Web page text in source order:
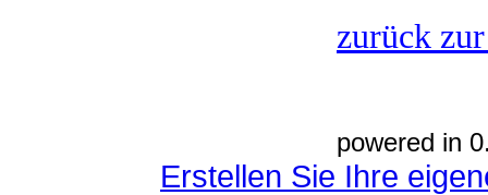
zurück
powered in
Erstellen Sie Ihre